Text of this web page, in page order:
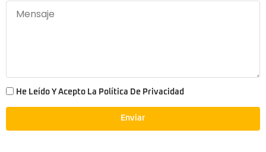
He Leído Y Acepto La Política De Privacidad
Enviar